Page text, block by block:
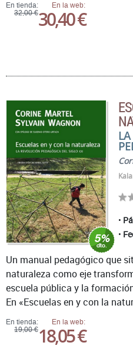
En tienda:
32,00 €
En la web:
30,40 €
En tienda:
19,00 €
En la web:
18,05 €
Un manual pedagógico que
naturaleza como eje
escuela pública y la
En «Escuelas en y con la